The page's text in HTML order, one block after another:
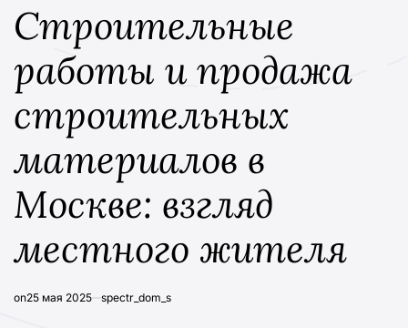
Строительные
работы и продажа
строительных
материалов в
Москве: взгляд
местного жителя
on25 мая 2025 spectr_dom_s